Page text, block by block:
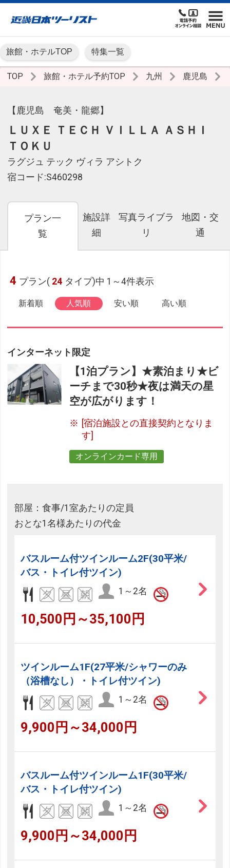
旅館・ホテルTOP 特集一覧
TOP 旅館・ホテル予約TOP 九州 鹿児島
【鹿児島 奄美・龍郷】
ＬＵＸＥ ＴＥＣＨ ＶＩＬＬＡ ＡＳＨＩ
ＴＯＫＵ
ラグジュ テック ヴィラ アシトク
宿コード:S460298
プラン一
覧
施設詳
細
写真ライブラ
リ
地図・交
通
4 プラン( 24 タイプ)中 1～4件表示
新着順 人気順 安い順 高い順
インターネット限定
【1泊プラン】★素泊まり★ビ
ーチまで30秒★夜は満天の星
空が広がります！
[宿泊施設との直接契約となりま
す]
オンラインカード専用
部屋：食事/1室あたりの定員
おとな1名様あたりの代金
バスルーム付ツインルーム2F(30平米/
バス・トイレ付ツイン)
1～2名
10,500円～35,100円
ツインルーム1F(27平米/シャワーのみ
（浴槽なし）・トイレ付ツイン)
1～2名
9,900円～34,000円
バスルーム付ツインルーム1F(30平米/
バス・トイレ付ツイン)
1～2名
9,900円～34,000円